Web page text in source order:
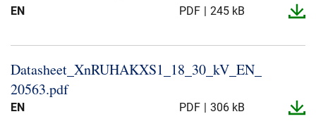
EN
PDF 245 kB
Datasheet_​XnRUHAKXS1_​18_​30_​kV_​EN_​
20563.​pdf
EN PDF 306 kB